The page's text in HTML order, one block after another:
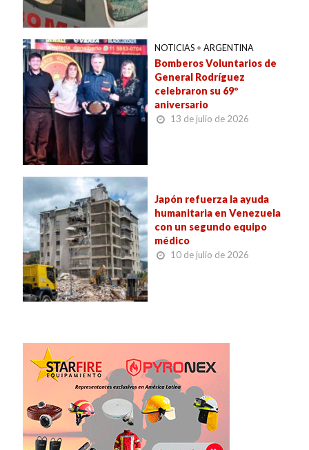
NOTICIAS • ARGENTINA
Bomberos Voluntarios de
General Rodríguez
celebraron su 69º
aniversario
13 de julio de 2026
Japón refuerza la ayuda
humanitaria en Venezuela
con un segundo equipo
médico
10 de julio de 2026